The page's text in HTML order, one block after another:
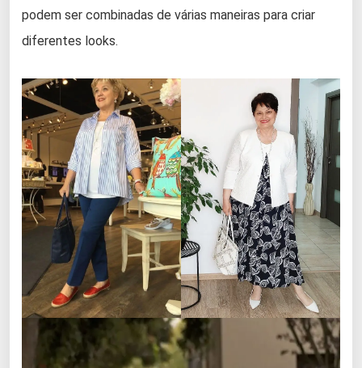
podem ser combinadas de várias maneiras para criar
diferentes looks.